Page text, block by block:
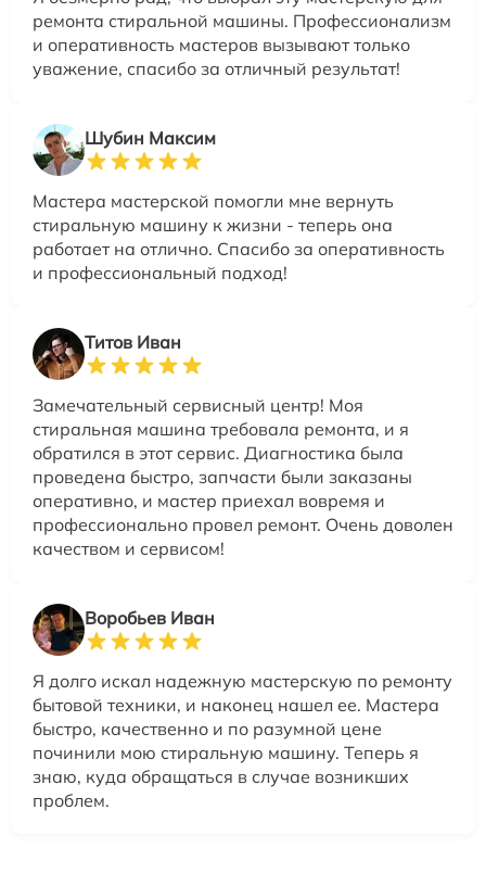
ремонта стиральной машины. Профессионализм
и оперативность мастеров вызывают только
уважение, спасибо за отличный результат!
Шубин Максим
Мастера мастерской помогли мне вернуть
стиральную машину к жизни - теперь она
работает на отлично. Спасибо за оперативность
и профессиональный подход!
Титов Иван
Замечательный сервисный центр! Моя
стиральная машина требовала ремонта, и я
обратился в этот сервис. Диагностика была
проведена быстро, запчасти были заказаны
оперативно, и мастер приехал вовремя и
профессионально провел ремонт. Очень доволен
качеством и сервисом!
Воробьев Иван
Я долго искал надежную мастерскую по ремонту
бытовой техники, и наконец нашел ее. Мастера
быстро, качественно и по разумной цене
починили мою стиральную машину. Теперь я
знаю, куда обращаться в случае возникших
проблем.